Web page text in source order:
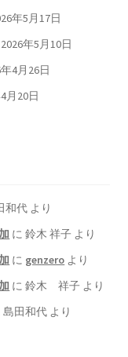
年5月17日
2026年5月10日
4月26日
月20日
和代 より
に鈴木 祥子 より
に genzero より
に鈴木 祥子 より
島田和代 より